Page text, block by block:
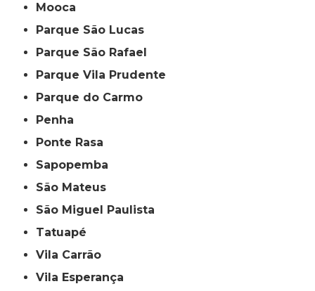
Mooca
Parque São Lucas
Parque São Rafael
Parque Vila Prudente
Parque do Carmo
Penha
Ponte Rasa
Sapopemba
São Mateus
São Miguel Paulista
Tatuapé
Vila Carrão
Vila Esperança